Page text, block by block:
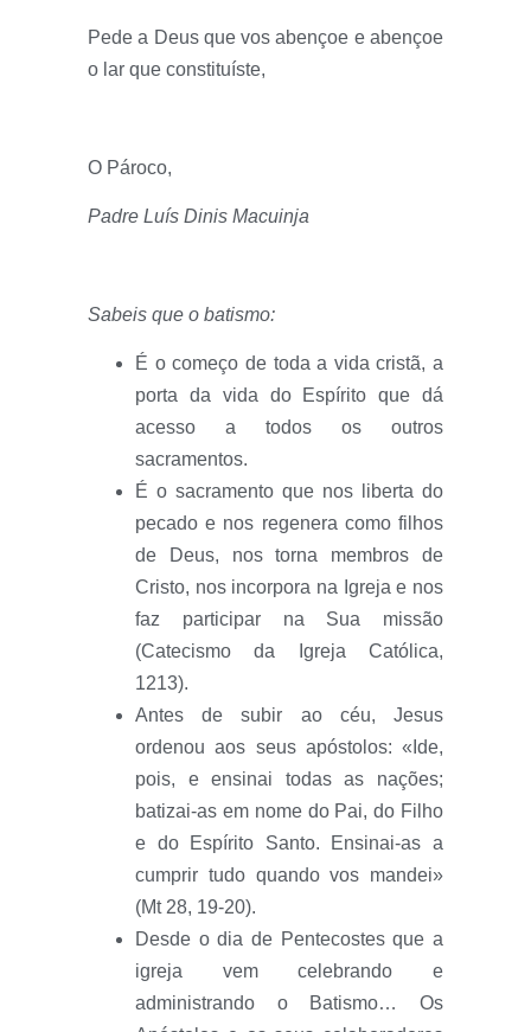
Pede a Deus que vos abençoe e abençoe
o lar que constituíste,
O Pároco,
Padre Luís Dinis Macuinja
Sabeis que o batismo:
É o começo de toda a vida cristã, a
porta da vida do Espírito que dá
acesso a todos os outros
sacramentos.
É o sacramento que nos liberta do
pecado e nos regenera como filhos
de Deus, nos torna membros de
Cristo, nos incorpora na Igreja e nos
faz participar na Sua missão
(Catecismo da Igreja Católica,
1213).
Antes de subir ao céu, Jesus
ordenou aos seus apóstolos: «Ide,
pois, e ensinai todas as nações;
batizai-as em nome do Pai, do Filho
e do Espírito Santo. Ensinai-as a
cumprir tudo quando vos mandei»
(Mt 28, 19-20).
Desde o dia de Pentecostes que a
igreja vem celebrando e
administrando o Batismo… Os